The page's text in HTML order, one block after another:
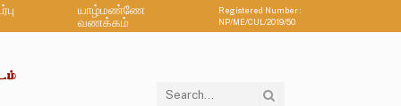
யாழ்மண்ணே
வணக்கம்
Registered Number :
NP/ME/CUL/2019/50